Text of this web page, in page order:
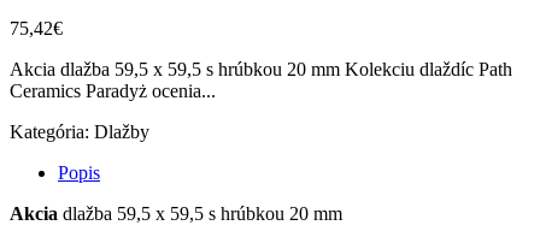
75,42€
Akcia dlažba 59,5 x 59,5 s hrúbkou 20 mm Kolekciu dlaždíc Path
Ceramics Paradyż ocenia...
Kategória: Dlažby
Popis
Akcia dlažba 59,5 x 59,5 s hrúbkou 20 mm